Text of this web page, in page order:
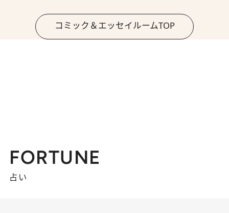
コミック＆エッセイルームTOP
FORTUNE
占い